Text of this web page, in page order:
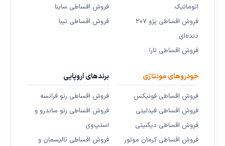
اتوماتیک
فروش اقساطی پژو ۲۰۷
دنده‌ای
فروش اقساطی تارا
فروش اقساطی ساینا
فروش اقساطی تیبا
خودروهای مونتاژی
فروش اقساطی فونیکس
فروش اقساطی فیدلیتی
فروش اقساطی دیگنیتی
فروش اقساطی کرمان موتور
برندهای اروپایی
فروش اقساطی رنو فرانسه
فروش اقساطی رنو ساندرو و
استپ‌وی
فروش اقساطی تالیسمان و